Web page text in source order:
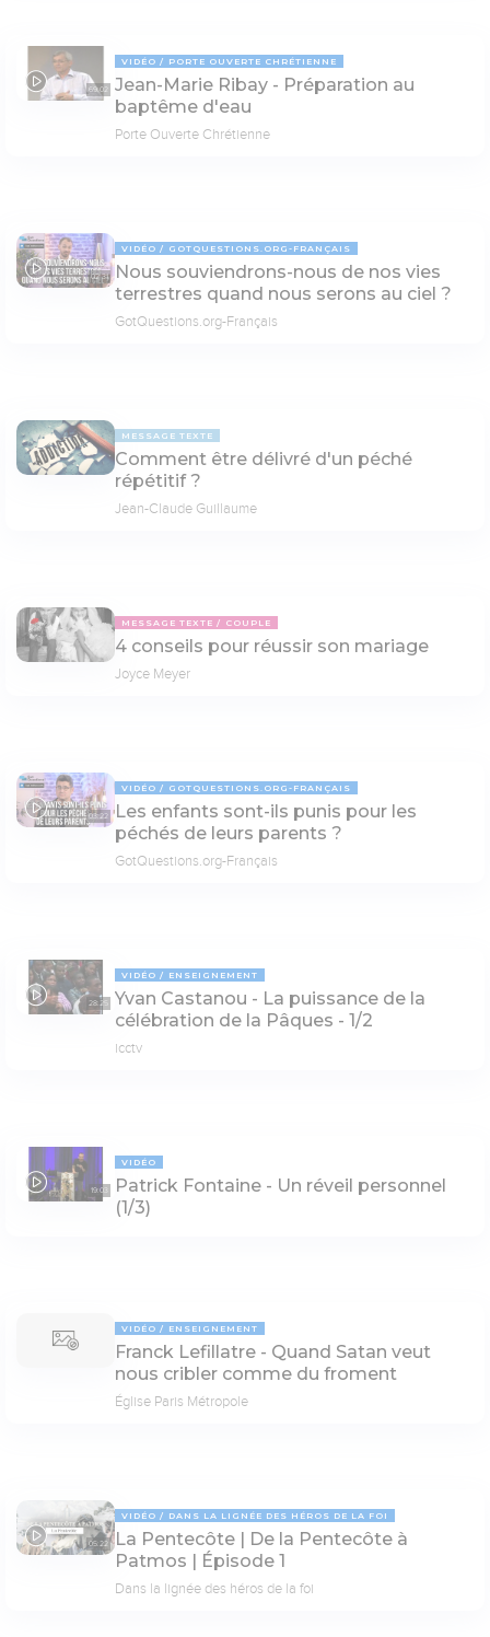
69:02
VIDÉO PORTE OUVERTE CHRÉTIENNE
Jean-Marie Ribay - Préparation au
baptême d'eau
Porte Ouverte Chrétienne
02:31
VIDÉO GOTQUESTIONS.ORG-FRANÇAIS
Nous souviendrons-nous de nos vies
terrestres quand nous serons au ciel ?
GotQuestions.org-Français
MESSAGE TEXTE
Comment être délivré d'un péché
répétitif ?
Jean-Claude Guillaume
MESSAGE TEXTE COUPLE
4 conseils pour réussir son mariage
Joyce Meyer
03:22
VIDÉO GOTQUESTIONS.ORG-FRANÇAIS
Les enfants sont-ils punis pour les
péchés de leurs parents ?
GotQuestions.org-Français
28:25
VIDÉO ENSEIGNEMENT
Yvan Castanou - La puissance de la
célébration de la Pâques - 1/2
icctv
19:03
VIDÉO
Patrick Fontaine - Un réveil personnel
(1/3)
VIDÉO ENSEIGNEMENT
Franck Lefillatre - Quand Satan veut
nous cribler comme du froment
Église Paris Métropole
05:22
VIDÉO DANS LA LIGNÉE DES HÉROS DE LA FOI
La Pentecôte | De la Pentecôte à
Patmos | Épisode 1
Dans la lignée des héros de la foi